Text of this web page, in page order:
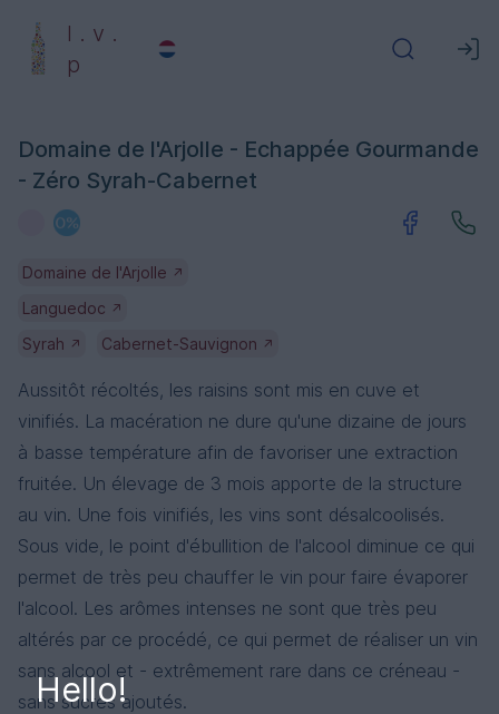
l . v .
p
Domaine de l'Arjolle - Echappée Gourmande
- Zéro Syrah-Cabernet
Domaine de l'Arjolle ↗
Languedoc ↗
Syrah ↗ Cabernet-Sauvignon ↗
Aussitôt récoltés, les raisins sont mis en cuve et
vinifiés. La macération ne dure qu'une dizaine de jours
à basse température afin de favoriser une extraction
fruitée. Un élevage de 3 mois apporte de la structure
au vin. Une fois vinifiés, les vins sont désalcoolisés.
Sous vide, le point d'ébullition de l'alcool diminue ce qui
permet de très peu chauffer le vin pour faire évaporer
l'alcool. Les arômes intenses ne sont que très peu
altérés par ce procédé, ce qui permet de réaliser un vin
sans alcool et - extrêmement rare dans ce créneau -
sans sucres ajoutés.
Hello!